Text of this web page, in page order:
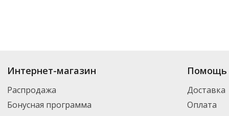
Интернет-магазин
Распродажа
Бонусная программа
Помощь
Доставка
Оплата